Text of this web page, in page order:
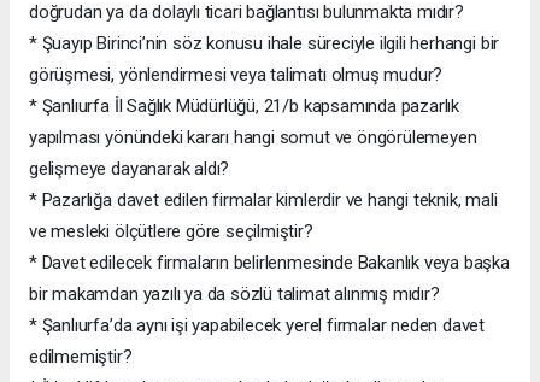
doğrudan ya da dolaylı ticari bağlantısı bulunmakta mıdır?
* Şuayıp Birinci’nin söz konusu ihale süreciyle ilgili herhangi bir
görüşmesi, yönlendirmesi veya talimatı olmuş mudur?
* Şanlıurfa İl Sağlık Müdürlüğü, 21/b kapsamında pazarlık
yapılması yönündeki kararı hangi somut ve öngörülemeyen
gelişmeye dayanarak aldı?
* Pazarlığa davet edilen firmalar kimlerdir ve hangi teknik, mali
ve mesleki ölçütlere göre seçilmiştir?
* Davet edilecek firmaların belirlenmesinde Bakanlık veya başka
bir makamdan yazılı ya da sözlü talimat alınmış mıdır?
* Şanlıurfa’da aynı işi yapabilecek yerel firmalar neden davet
edilmemiştir?